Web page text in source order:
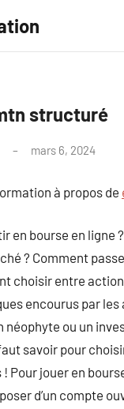
structuré
mars 6, 2024
à propos de
en bourse en ligne
? Comment
choisir entre
encourus par
néophyte ou un
savoir pour
Pour jouer en
d’un compte